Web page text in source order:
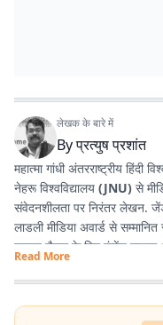
लेखक के बारे में
Byप्रत्युष प्रशांत
महात्मा गांधी अंतरराष्ट्रीय हिंदी
नेहरू विश्वविद्यालय (JNU) से
संवेदनशीलता पर निरंतर लेखन.
लाडली मीडिया अवार्ड से
यूट्यूब चैनल के लिए कंटेंट राइटर
प्रभात खबर डिजिटल
किताबें पढ़ने, वायलिन बजाने और
सामाजिक, सांस्कृतिक और
Read More